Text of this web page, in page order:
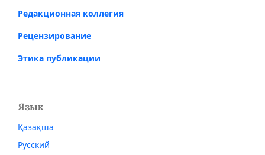
Редакционная коллегия
Рецензирование
Этика публикации
Язык
Қазақша
Русский